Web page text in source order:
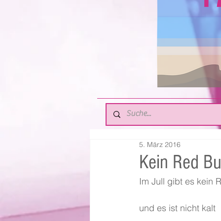
Kein Red
5. März 2016
Im Jull gibt es kein
und es ist nicht kalt